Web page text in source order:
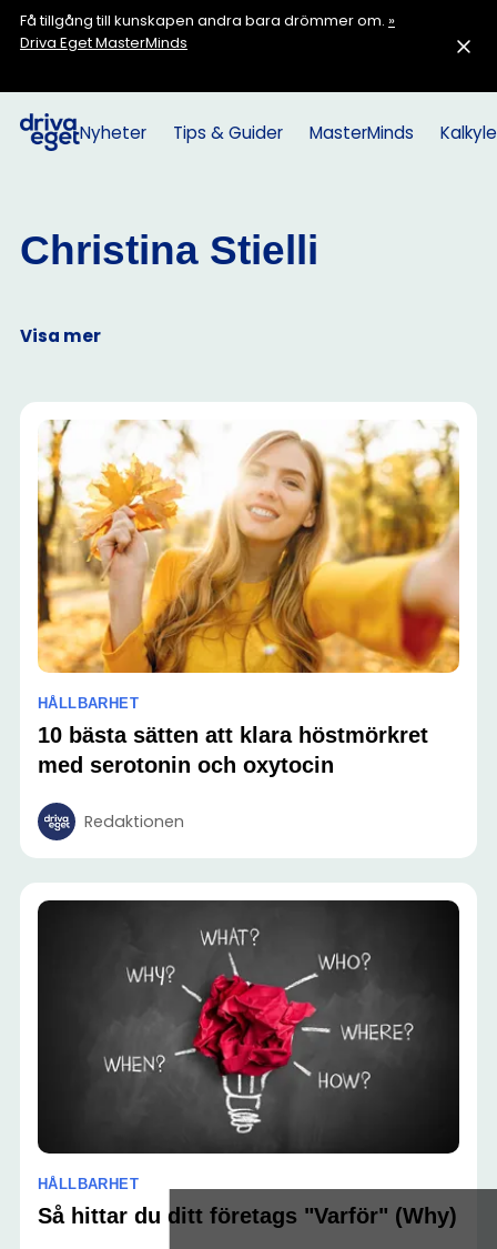
Få tillgång till kunskapen andra bara drömmer om. »
Driva Eget MasterMinds
Nyheter Tips & Guider MasterMinds
Christina Stielli
Visa mer
HÅLLBARHET
10 bästa sätten att klara höstmörkret
med serotonin och oxytocin
Redaktionen
HÅLLBARHET
Så hittar du ditt företags "Varför" (Why)